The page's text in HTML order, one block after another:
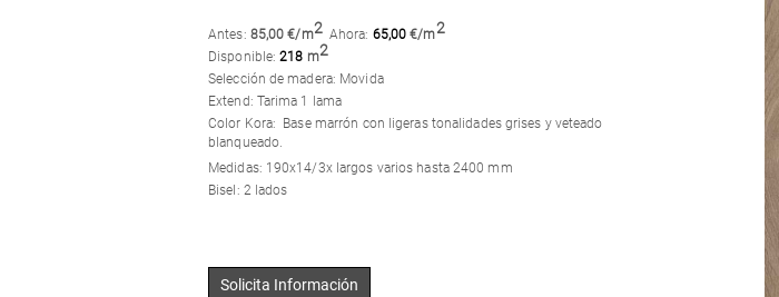
Antes: 85,00 €/m2Ahora: 65,00 €/m2
Disponible:218 m2
Selección de madera: Movida
Extend: Tarima 1 lama
Color Kora: Base marrón con ligeras tonalidades grises y veteado
blanqueado.
Medidas: 190x14/3x largos varios hasta 2400 mm
Bisel: 2 lados
Solicita Información